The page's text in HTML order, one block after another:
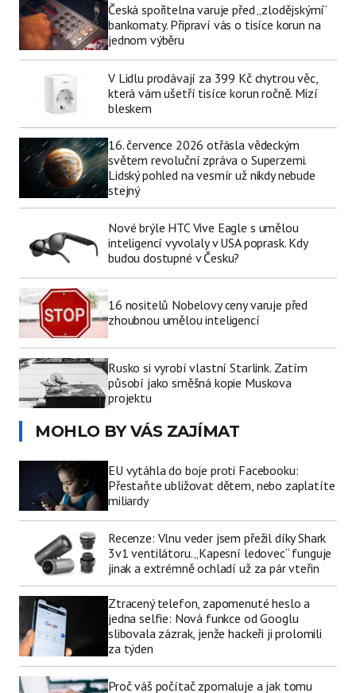
Česká spořitelna varuje před „zlodějskými“
bankomaty. Připraví vás o tisíce korun na
jednom výběru
V Lidlu prodávají za 399 Kč chytrou věc,
která vám ušetří tisíce korun ročně. Mizí
bleskem
16. července 2026 otřásla vědeckým
světem revoluční zpráva o Superzemi.
Lidský pohled na vesmír už nikdy nebude
stejný
Nové brýle HTC Vive Eagle s umělou
inteligencí vyvolaly v USA poprask. Kdy
budou dostupné v Česku?
16 nositelů Nobelovy ceny varuje před
zhoubnou umělou inteligencí
Rusko si vyrobí vlastní Starlink. Zatím
působí jako směšná kopie Muskova
projektu
MOHLO BY VÁS ZAJÍMAT
EU vytáhla do boje proti Facebooku:
Přestaňte ubližovat dětem, nebo zaplatíte
miliardy
Recenze: Vlnu veder jsem přežil díky Shark
3v1 ventilátoru. „Kapesní ledovec“ funguje
jinak a extrémně ochladí už za pár vteřin
Ztracený telefon, zapomenuté heslo a
jedna selfie: Nová funkce od Googlu
slibovala zázrak, jenže hackeři ji prolomili
za týden
Proč váš počítač zpomaluje a jak tomu